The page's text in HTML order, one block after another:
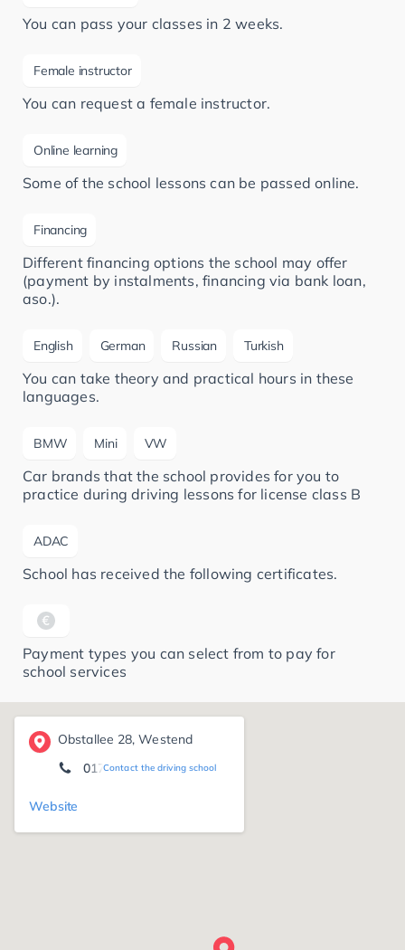
You can pass your classes in 2 weeks.
Female instructor
You can request a female instructor.
Online learning
Some of the school lessons can be passed online.
Financing
Different financing options the school may offer
(payment by instalments, financing via bank loan,
aso.).
English German Russian Turkish
You can take theory and practical hours in these
languages.
BMW Mini VW
Car brands that the school provides for you to
practice during driving lessons for license class B
ADAC
School has received the following certificates.
Payment types you can select from to pay for
school services
Obstallee 28, Westend
Contact the driving school
0178/3315596
Website